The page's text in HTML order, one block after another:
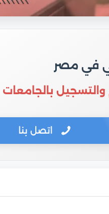
في مصر
والتسجيل بالجامعات
اتصل بنا